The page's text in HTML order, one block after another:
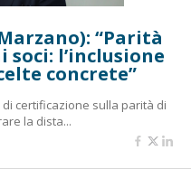
“Parità
soci: l’inclusione
concrete”
di certificazione sulla parità di
la dista...